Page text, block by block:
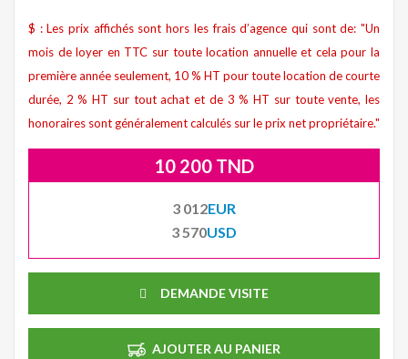
$ : Les prix affichés sont hors les frais d’agence qui sont de: "Un
mois de loyer en TTC sur toute location annuelle et cela pour la
première année seulement, 10 % HT pour toute location de courte
durée, 2 % HT sur tout achat et de 3 % HT sur toute vente, les
honoraires sont généralement calculés sur le prix net propriétaire."
10 200 TND
3 012EUR
3 570USD
DEMANDE VISITE
AJOUTER AU PANIER